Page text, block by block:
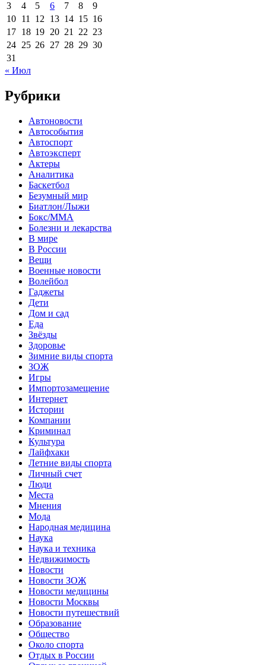
3
4 5 6 7 8
9
10 11 12 13 14 15 16
17 18 19 20 21 22 23
24 25 26 27 28 29 30
31
« Июл
Рубрики
Автоновости
Автособытия
Автоспорт
Автоэксперт
Актеры
Аналитика
Баскетбол
Безумный мир
Биатлон/Лыжи
Бокс/MMA
Болезни и лекарства
В мире
В России
Вещи
Военные новости
Волейбол
Гаджеты
Дети
Дом и сад
Еда
Звёзды
Здоровье
Зимние виды спорта
ЗОЖ
Игры
Импортозамещение
Интернет
Истории
Компании
Криминал
Культура
Лайфхаки
Летние виды спорта
Личный счет
Люди
Места
Мнения
Мода
Народная медицина
Наука
Наука и техника
Недвижимость
Новости
Новости ЗОЖ
Новости медицины
Новости Москвы
Новости путешествий
Образование
Общество
Около спорта
Отдых в России